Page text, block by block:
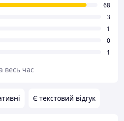
Є текстовий відгук
68
3
1
0
1
весь час